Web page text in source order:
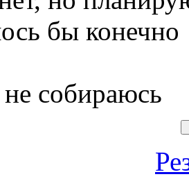
бы конечно
собираюсь